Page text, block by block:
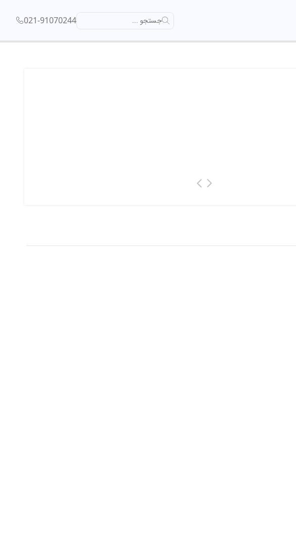
جستجو ... 021-91070244